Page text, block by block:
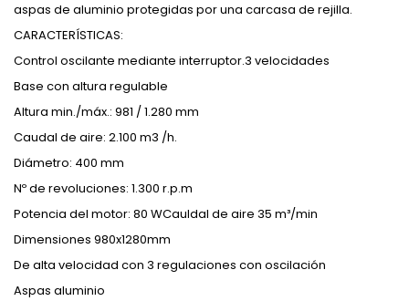
aspas de aluminio protegidas por una carcasa de rejilla.
CARACTERÍSTICAS:
Control oscilante mediante interruptor.3 velocidades
Base con altura regulable
Altura min./máx.: 981 / 1.280 mm
Caudal de aire: 2.100 m3 /h.
Diámetro: 400 mm
Nº de revoluciones: 1.300 r.p.m
Potencia del motor: 80 WCauldal de aire 35 m³/min
Dimensiones 980x1280mm
De alta velocidad con 3 regulaciones con oscilación
Aspas aluminio